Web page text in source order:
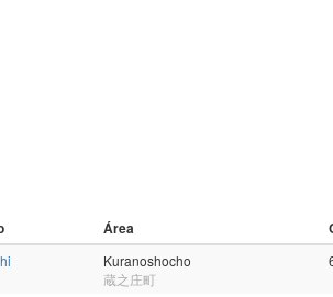
Área
Kuranoshocho
蔵之庄町